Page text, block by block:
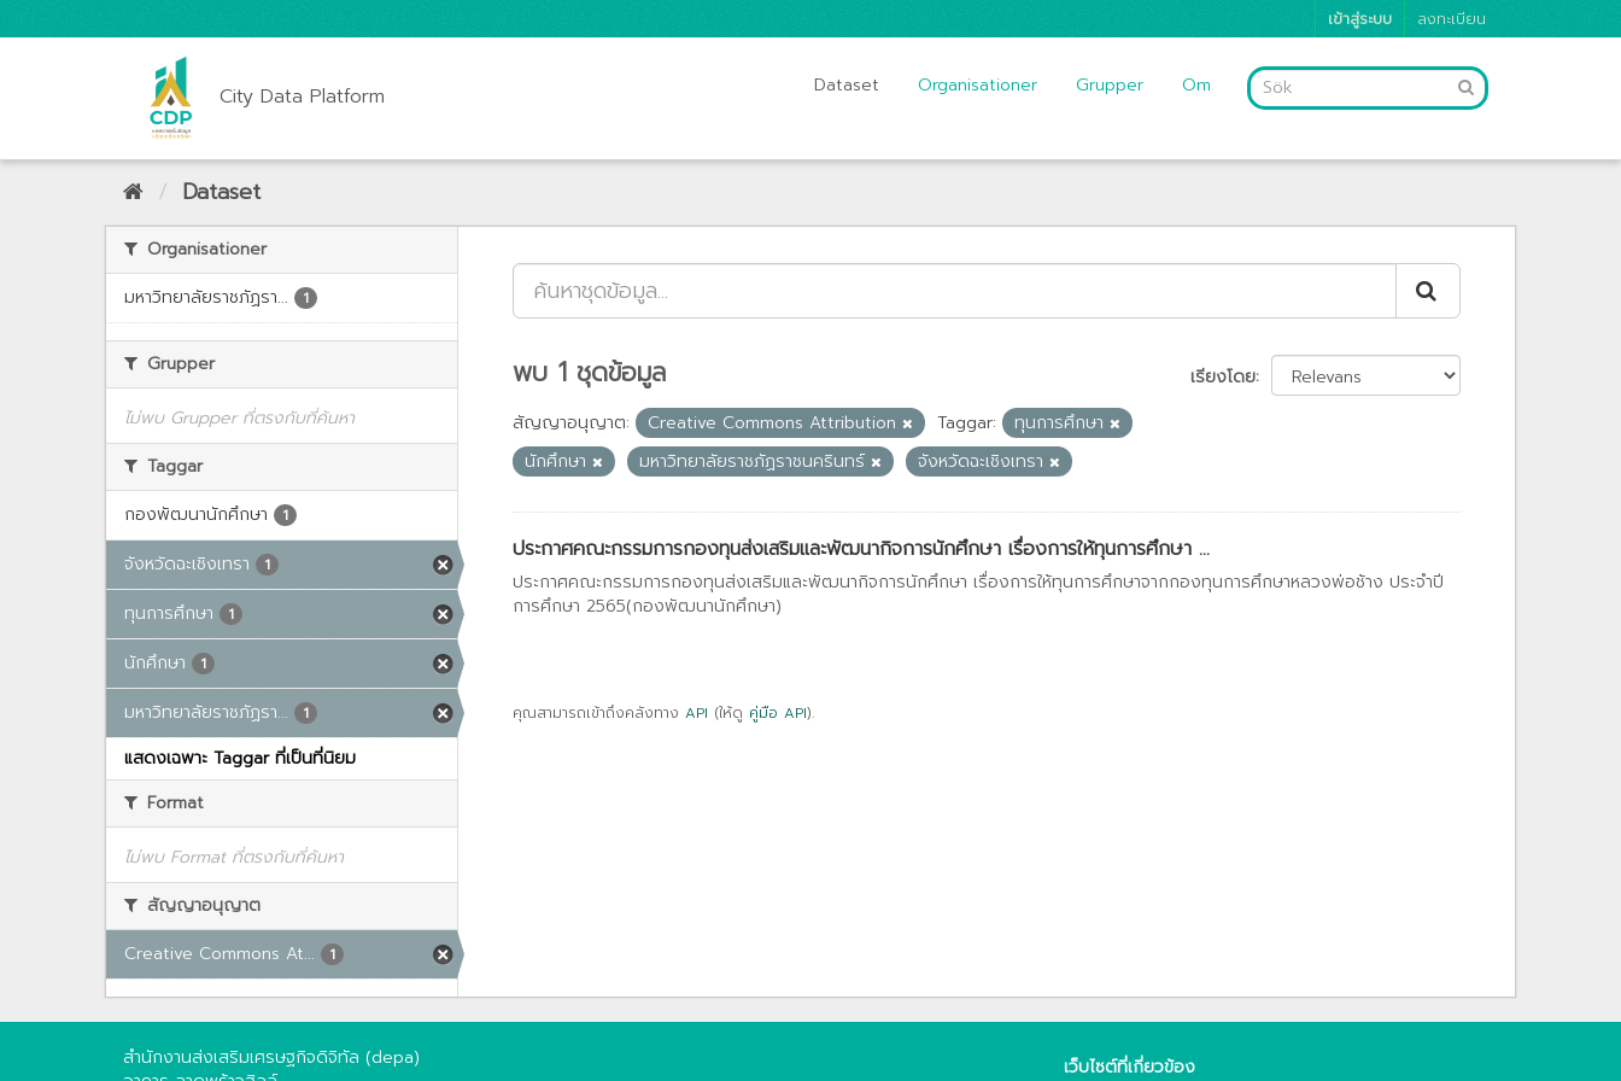
เข้าสู่ระบบ ลงทะเบียน
City Data Platform Dataset Organisationer Grupper Om
Dataset
Organisationer
มหาวิทยาลัยราชภัฏรา...
1
Grupper
ไม่พบ Grupper ที่ตรงกับที่ค้นหา
Taggar
กองพัฒนานักศึกษา
1
จังหวัดฉะเชิงเทรา 1
ทุนการศึกษา 1
นักศึกษา 1
มหาวิทยาลัยราชภัฏรา... 1
แสดงเฉพาะ Taggar ที่เป็นที่นิยม
Format
ไม่พบ Format ที่ตรงกับที่ค้นหา
สัญญาอนุญาต
Creative Commons At...
1
เรียงโดย
พบ 1 ชุดข้อมูล
สัญญาอนุญาต: Creative Commons Attribution Taggar:
ทุนการศึกษา
นักศึกษา
มหาวิทยาลัยราชภัฏราชนครินทร์ จังหวัดฉะเชิงเทรา
ประกาศคณะกรรมการกองทุนส่งเสริมและพัฒนากิจการนักศึกษา เรื่องการให้ทุนการศึกษา ...
ประกาศคณะกรรมการกองทุนส่งเสริมและพัฒนากิจการนักศึกษา เรื่องการให้ทุนการศึกษาจากกองทุนการศึกษาหลวงพ่อช้าง ประจำปี
การศึกษา 2565(กองพัฒนานักศึกษา)
คุณสามารถเข้าถึงคลังทาง API (ให้ดู คู่มือ API).
สำนักงานส่งเสริมเศรษฐกิจดิจิทัล (depa)
เว็บไซต์ที่เกี่ยวข้อง